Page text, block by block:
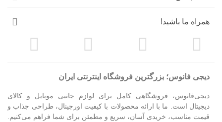
همراه ما باشید!
دیجی فانوس؛ بزرگترین فروشگاه اینترنتی ایران
دیجی‌فانوس، فروشگاهی کامل برای لوازم جانبی موبایل و کالای
دیجیتال است. ما با ارائه محصولات با کیفیت اورجینال، طراحی جذاب و
قیمت مناسب، خریدی آسان، سریع و مطمئن برای شما فراهم می‌کنیم.